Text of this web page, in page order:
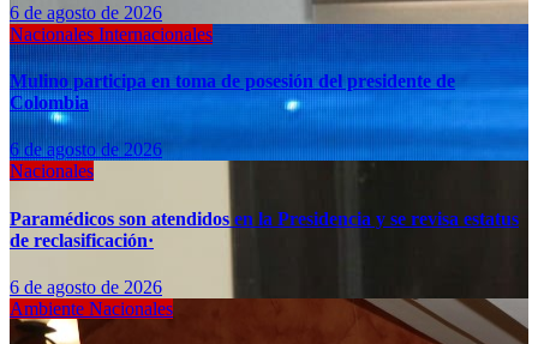
6 de agosto de 2026
Nacionales Internacionales
Mulino participa en toma de posesión del presidente de
Colombia
6 de agosto de 2026
Nacionales
Paramédicos son atendidos en la Presidencia y se revisa estatus
de reclasificación·
6 de agosto de 2026
Ambiente Nacionales